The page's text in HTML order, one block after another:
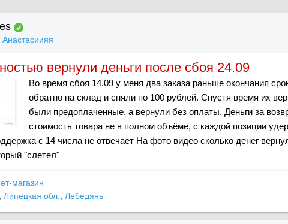
Анастасиияя
вернули деньги после сбоя 24.09
Во время сбоя 14.09 у меня два заказа раньше окончания
обратно на склад и сняли по 100 рублей. Спустя время их
были предоплаченные, а вернули без оплаты. Деньги за
стоимость товара не в полном объёме, с каждой позиции
с 14 числа не отвечает На фото видео сколько денег
"слетел"
магазин
Липецкая обл. Лебедянь